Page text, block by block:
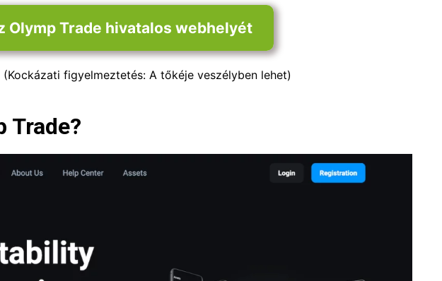
Olymp Trade hivatalos webhelyét
(Kockázati figyelmeztetés: A tőkéje veszélyben lehet)
Trade?